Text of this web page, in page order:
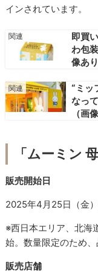
インされています。
即買
わ包
像あり
“ミッ
なっ
（画
「ムーミン
販売開始日
2025年4月25日（金
※西日本エリア、北海
始。数量限定のため、
販売店舗